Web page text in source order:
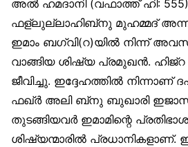
അല്‍ ഹമദാനി (വഫാത്ത് ഹി:
ഫള്‌ലുല്ലാഹിബ്‌നു മുഹമ്മദ്
ഇമാം ബഗ്‌വി(റ)യില്‍ നിന്ന്
വാങ്ങിയ ശിഷ്യ പ്രമുഖന്‍. ഹിജ്‌റ
ജീവിച്ചു. ഇദ്ദേഹത്തില്‍
ഫഖ്ര്‍ അലി ബ്‌നു ബുഖാരി
തുടങ്ങിയവര്‍ ഇമാമിന്റെ
ശിഷ്യന്മാരില്‍ പ്രധാനികളാണ്.